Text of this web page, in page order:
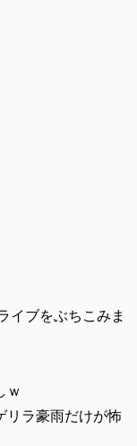
イブをぶちこみま
ｗ
リラ豪雨だけが怖